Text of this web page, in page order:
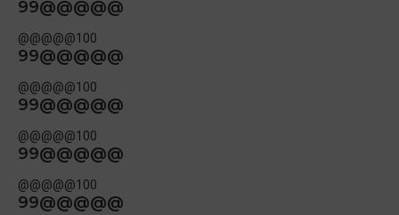
99@@@@@
@@@@@100
99@@@@@
@@@@@100
99@@@@@
@@@@@100
99@@@@@
@@@@@100
99@@@@@